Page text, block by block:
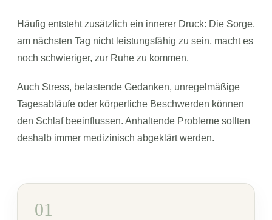
Häufig entsteht zusätzlich ein innerer Druck: Die Sorge,
am nächsten Tag nicht leistungsfähig zu sein, macht es
noch schwieriger, zur Ruhe zu kommen.
Auch Stress, belastende Gedanken, unregelmäßige
Tagesabläufe oder körperliche Beschwerden können
den Schlaf beeinflussen. Anhaltende Probleme sollten
deshalb immer medizinisch abgeklärt werden.
01